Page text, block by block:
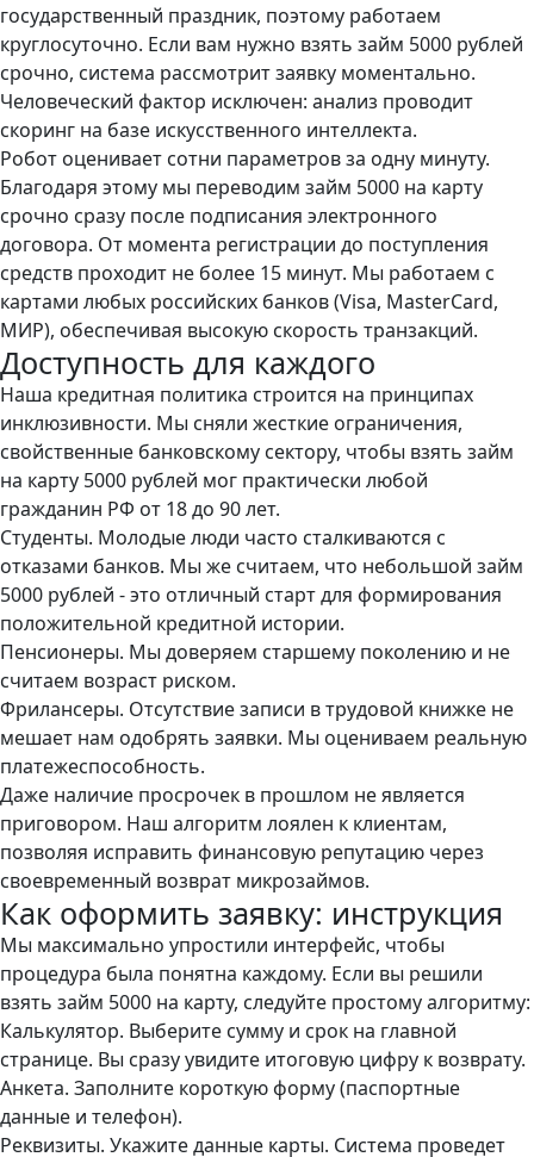
государственный праздник, поэтому работаем
круглосуточно. Если вам нужно взять займ 5000 рублей
срочно, система рассмотрит заявку моментально.
Человеческий фактор исключен: анализ проводит
скоринг на базе искусственного интеллекта.
Робот оценивает сотни параметров за одну минуту.
Благодаря этому мы переводим займ 5000 на карту
срочно сразу после подписания электронного
договора. От момента регистрации до поступления
средств проходит не более 15 минут. Мы работаем с
картами любых российских банков (Visa, MasterCard,
МИР), обеспечивая высокую скорость транзакций.
Доступность для каждого
Наша кредитная политика строится на принципах
инклюзивности. Мы сняли жесткие ограничения,
свойственные банковскому сектору, чтобы взять займ
на карту 5000 рублей мог практически любой
гражданин РФ от 18 до 90 лет.
Студенты. Молодые люди часто сталкиваются с
отказами банков. Мы же считаем, что небольшой займ
5000 рублей - это отличный старт для формирования
положительной кредитной истории.
Пенсионеры. Мы доверяем старшему поколению и не
считаем возраст риском.
Фрилансеры. Отсутствие записи в трудовой книжке не
мешает нам одобрять заявки. Мы оцениваем реальную
платежеспособность.
Даже наличие просрочек в прошлом не является
приговором. Наш алгоритм лоялен к клиентам,
позволяя исправить финансовую репутацию через
своевременный возврат микрозаймов.
Как оформить заявку: инструкция
Мы максимально упростили интерфейс, чтобы
процедура была понятна каждому. Если вы решили
взять займ 5000 на карту, следуйте простому алгоритму:
Калькулятор. Выберите сумму и срок на главной
странице. Вы сразу увидите итоговую цифру к возврату.
Анкета. Заполните короткую форму (паспортные
данные и телефон).
Реквизиты. Укажите данные карты. Система проведет